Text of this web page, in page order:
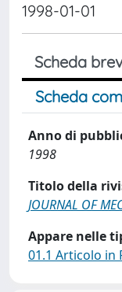
1998-01-01
Scheda
Scheda
Anno di
1998
Titolo della
JOURNAL OF
Appare nelle
01.1 Articolo in